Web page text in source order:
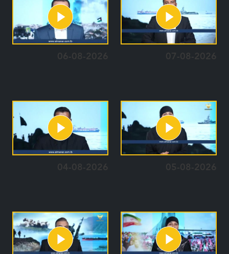
07-08-2026
06-08-2026
05-08-2026
04-08-2026